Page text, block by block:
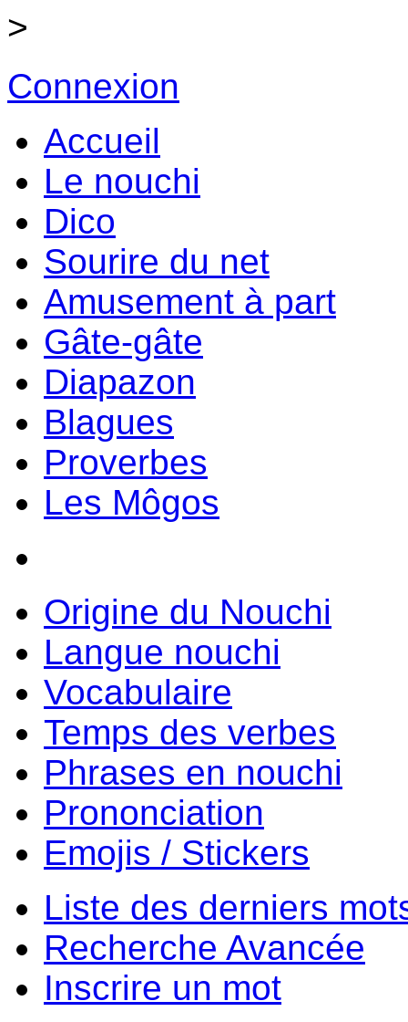
>
Connexion
Accueil
Le nouchi
Dico
Sourire du net
Amusement à part
Gâte-gâte
Diapazon
Blagues
Proverbes
Les Môgos
Origine du Nouchi
Langue nouchi
Vocabulaire
Temps des verbes
Phrases en nouchi
Prononciation
Emojis / Stickers
Liste des derniers
Recherche Avancée
Inscrire un mot